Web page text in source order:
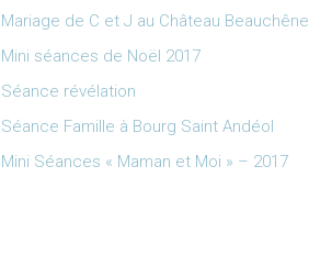
Mariage de C et J au Château Beauchêne
Mini séances de Noël 2017
Séance révélation
Séance Famille à Bourg Saint Andéol
Mini Séances « Maman et Moi » – 2017